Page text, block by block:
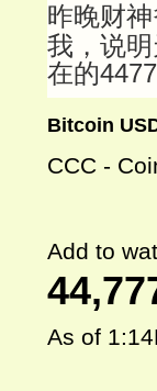
昨晚财
我，说
在的
Bitcoin
CCC -
Add to
As of